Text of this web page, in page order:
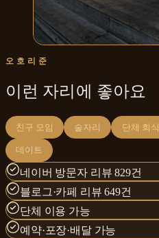
오호리준
이런 자리에 좋아요
친구 모임 술자리 단체·회식
데이트
네이버 방문자 리뷰 829건
블로그·카페 리뷰 649건
단체 이용 가능
예약·포장·배달 가능